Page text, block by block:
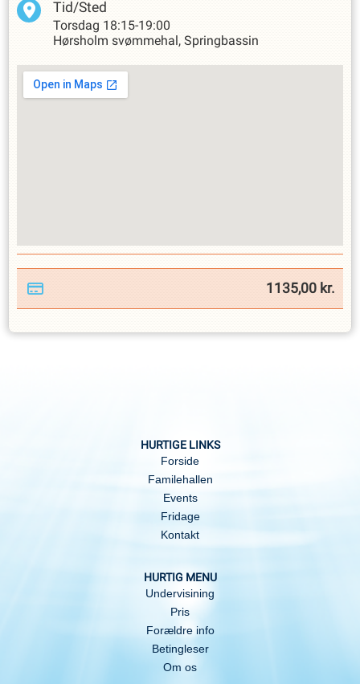
Tid/Sted
Torsdag 18:15-19:00
Hørsholm svømmehal, Springbassin
1135,00 kr.
HURTIGE LINKS
Forside
Familehallen
Events
Fridage
Kontakt
HURTIG MENU
Undervisining
Pris
Forældre info
Betingleser
Om os